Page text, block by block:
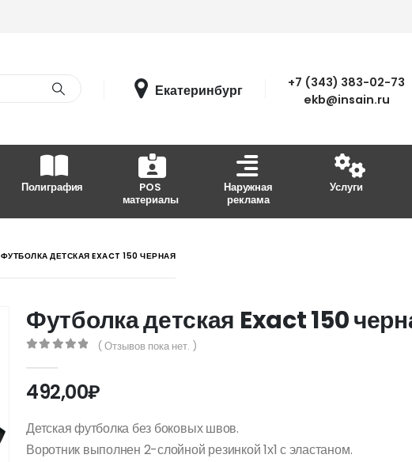
Екатеринбург
+7 (343) 383-02-73
ekb@insain.ru
Полиграфия
POS
материалы
Наружная
реклама
Услуги
ФУТБОЛКА ДЕТСКАЯ EXACT 150 ЧЕРНАЯ
Футболка детская Exact 150
( Отзывов пока нет. )
492,00₽
Детская футболка без боковых швов.
Воротник выполнен 2-слойной резинкой 1х1 с эластаном.